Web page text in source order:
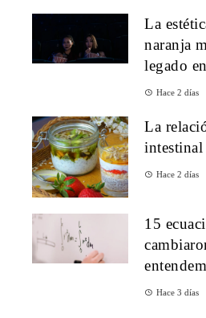
La
naranja
legado
Hace 2 días
La
intestinal
Hace 2 días
15
Hace 3 días